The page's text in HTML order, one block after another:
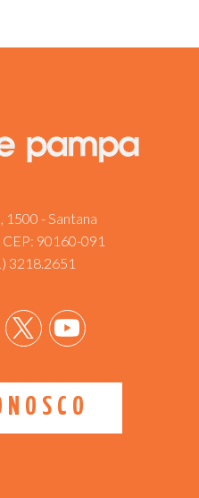
1500 - Santana
90160-091
3218.2651